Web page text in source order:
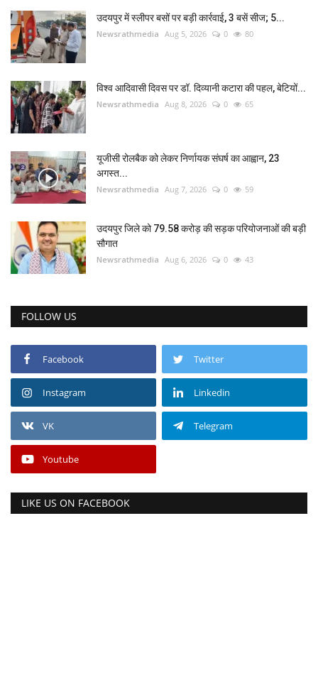
उदयपुर में स्लीपर बसों पर बड़ी कार्रवाई, 3 बसें सीज; 5...
Newsrathmedia Aug 5, 2026 0 80
विश्व आदिवासी दिवस पर डॉ. दिव्यानी कटारा की पहल, बेटियों...
Newsrathmedia Aug 8, 2026 0 65
यूजीसी रोलबैक को लेकर निर्णायक संघर्ष का आह्वान, 23
अगस्त...
Newsrathmedia Aug 7, 2026 0 59
उदयपुर जिले को 79.58 करोड़ की सड़क परियोजनाओं की बड़ी
सौगात
Newsrathmedia Aug 6, 2026 0 43
FOLLOW US
Facebook Twitter
Instagram Linkedin
VK Telegram
Youtube
LIKE US ON FACEBOOK